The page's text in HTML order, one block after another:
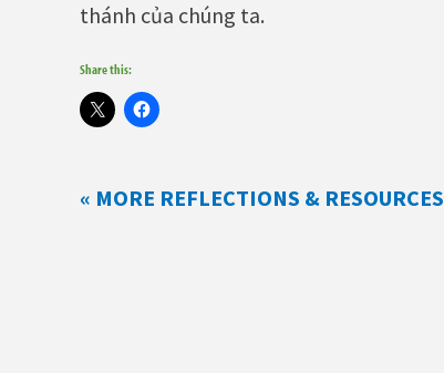
thánh của chúng ta.
Share this:
« MORE REFLECTIONS & RESOURCES